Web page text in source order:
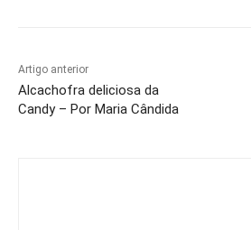
Artigo anterior
Alcachofra deliciosa da
Candy – Por Maria Cândida